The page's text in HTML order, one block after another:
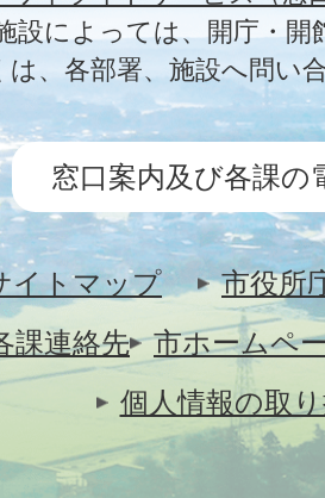
設によっては、開庁・
は、各部署、施設へ問い
窓口案内及び各課の
イトマップ
市役所
課連絡先
市ホームペ
個人情報の取